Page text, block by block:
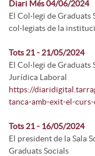
Diari Més 04/06/2024
El Col·legi de Graduats
col·legiats de la
Tots 21 - 21/05/2024
El Col·legi de
Jurídica Laboral
https://
tanca-amb-exit-el-
Tots 21 - 16/05/2024
El president de la Sala
Graduats Socials